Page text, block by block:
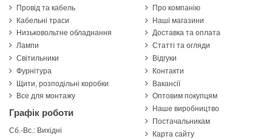
Провід та кабель
Кабельні траси
Низьковольтне обладнання
Лампи
Світильники
Фурнітура
Щити, розподільні коробки
Все для монтажу
Графік роботи
Сб.-Вс.: Вихідні
Про компанію
Наші магазини
Доставка та оплата
Статті та огляди
Відгуки
Контакти
Вакансії
Оптовим покупцям
Наше виробництво
Постачальникам
Карта сайту